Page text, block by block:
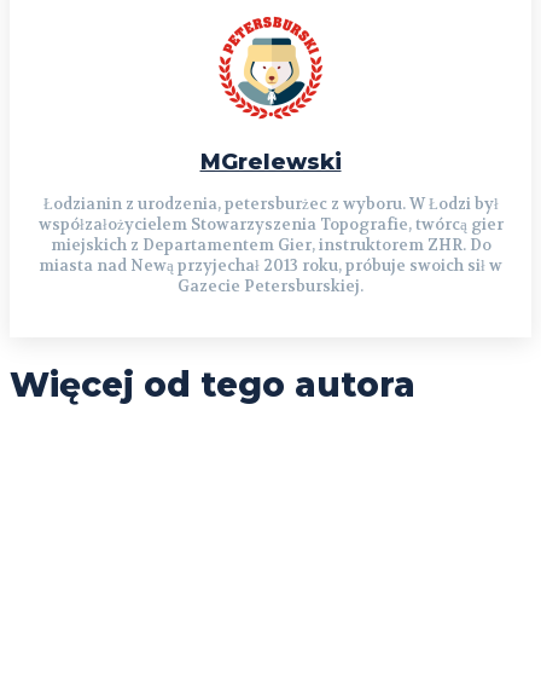
MGrelewski
Łodzianin z urodzenia, petersburżec z wyboru. W Łodzi był
współzałożycielem Stowarzyszenia Topografie, twórcą gier
miejskich z Departamentem Gier, instruktorem ZHR. Do
miasta nad Newą przyjechał 2013 roku, próbuje swoich sił w
Gazecie Petersburskiej.
Więcej od tego autora